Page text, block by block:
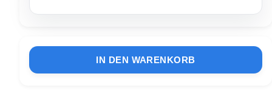
IN DEN WARENKORB